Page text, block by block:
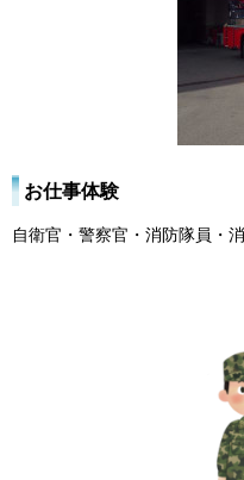
お仕事体験
自衛官・警察官・消防隊員・